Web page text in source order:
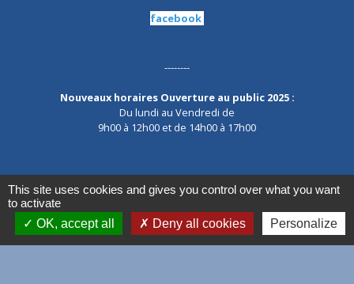
facebook
--------
Nouveaux horaires Ouverture au public 2025 :
Du lundi au Vendredi de
9h00 à 12h00 et de 14h00 à 17h00
Mentions légales - Politique de confidentialité -
Accessibilité - Plan du site - Gestion des cookies
This site uses cookies and gives you control over what you want
to activate
OK, accept all
Deny all cookies Personalize